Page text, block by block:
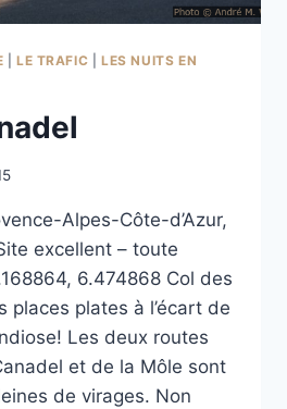
LE TRAFIC |LES NUITS EN
Alpes-Côte-d’Azur,
excellent – toute
6.474868 Col des
places plates à l’écart de
Les deux routes
et de la Môle sont
de virages. Non